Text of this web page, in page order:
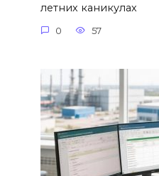
летних каникулах
0 57